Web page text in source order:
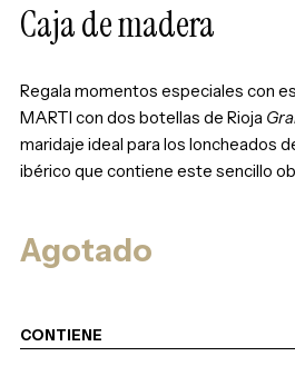
Caja de madera
Regala momentos especiales con
MARTI con dos botellas de Rioja
maridaje ideal para los loncheados
ibérico que contiene este sencillo
Agotado
CONTIENE